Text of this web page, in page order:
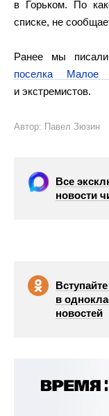
в Горьком. По
списке, не
Ранее мы
поселка Малое
и экстремистов.
Автор: Павел Зюзин
Все
новости
в
новостей